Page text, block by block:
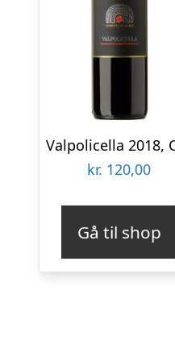
kr. 120,00
Gå til shop